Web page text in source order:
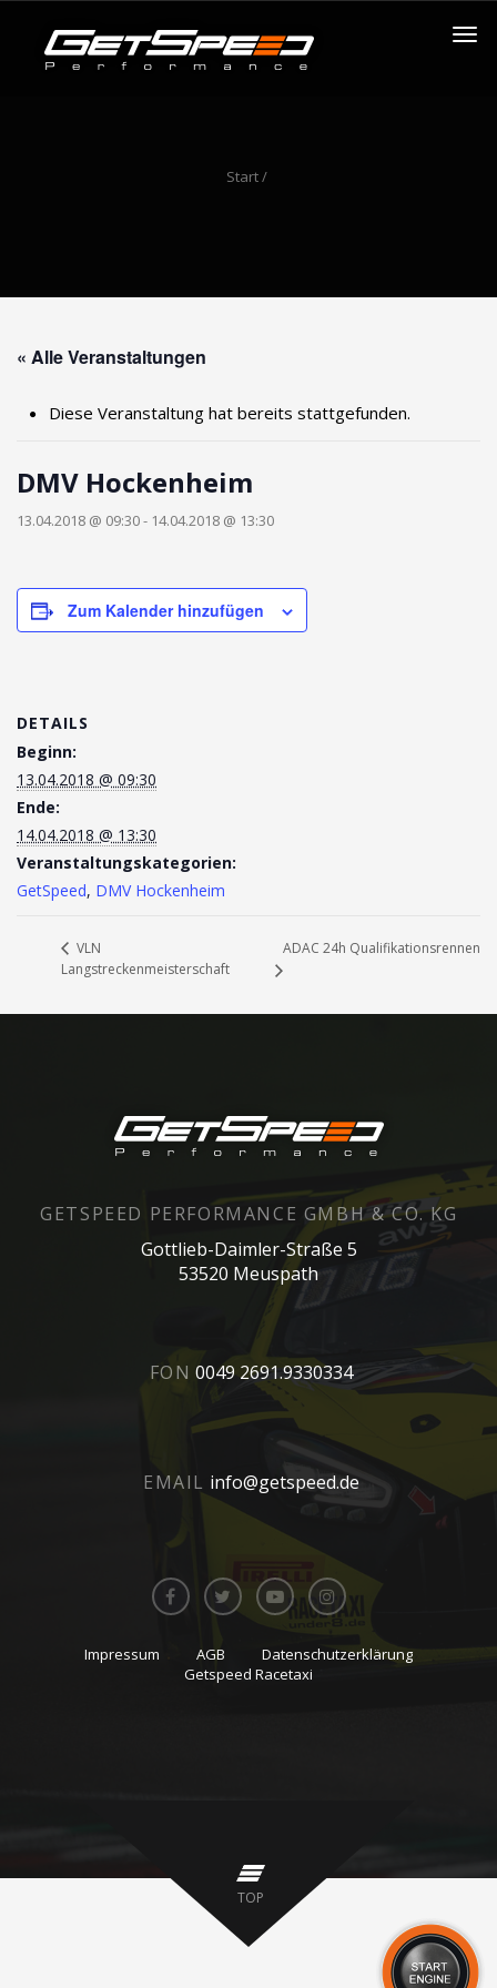
Start/
« Alle Veranstaltungen
Diese Veranstaltung hat bereits stattgefunden.
DMV Hockenheim
13.04.2018 @ 09:30- 14.04.2018 @ 13:30
Zum Kalender hinzufügen
DETAILS
Beginn:
13.04.2018 @ 09:30
Ende:
14.04.2018 @ 13:30
Veranstaltungskategorien:
GetSpeed, DMV Hockenheim
VLN
Langstreckenmeisterschaft
ADAC 24h Qualifikationsrennen
GETSPEED PERFORMANCE GMBH & CO. KG
Gottlieb-Daimler-Straße 5
53520 Meuspath
FON 0049 2691.9330334
EMAIL info@getspeed.de
Impressum AGB
Datenschutzerklärung
Getspeed Racetaxi
TOP